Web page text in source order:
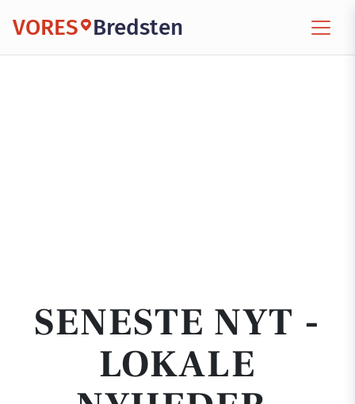
VORES Bredsten
SENESTE NYT -
LOKALE